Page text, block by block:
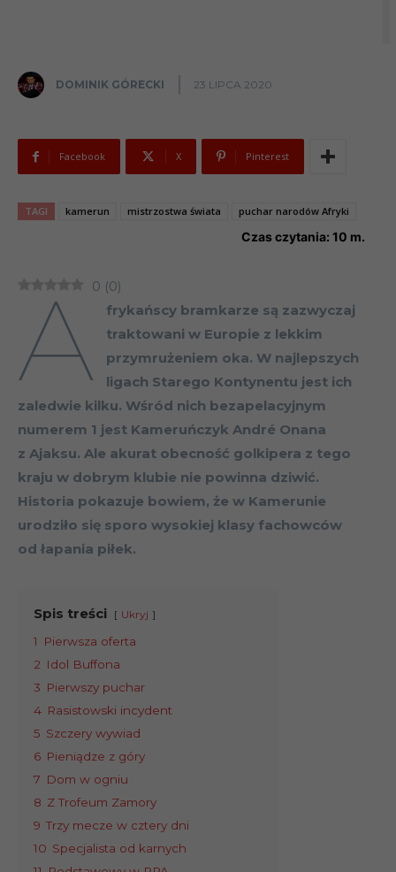
DOMINIK GÓRECKI 23 LIPCA 2020
Facebook X Pinterest
TAGI kamerun mistrzostwa świata puchar narodów Afryki
Czas czytania: 10 m.
0 (0)
A
frykańscy bramkarze są zazwyczaj
traktowani w Europie z lekkim
przymrużeniem oka. W najlepszych
ligach Starego Kontynentu jest ich
zaledwie kilku. Wśród nich bezapelacyjnym
numerem 1 jest Kameruńczyk André Onana
z Ajaksu. Ale akurat obecność golkipera z tego
kraju w dobrym klubie nie powinna dziwić.
Historia pokazuje bowiem, że w Kamerunie
urodziło się sporo wysokiej klasy fachowców
od łapania piłek.
Spis treści Ukryj
1
Pierwsza oferta
2 Idol Buffona
3 Pierwszy puchar
4 Rasistowski incydent
5 Szczery wywiad
6 Pieniądze z góry
7 Dom w ogniu
8 Z Trofeum Zamory
9 Trzy mecze w cztery dni
10 Specjalista od karnych